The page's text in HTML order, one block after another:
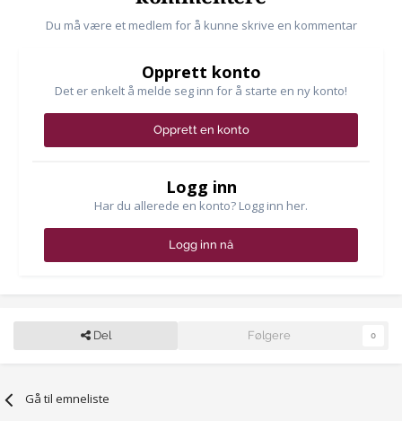
Du må være et medlem for å kunne skrive en kommentar
Opprett konto
Det er enkelt å melde seg inn for å starte en ny konto!
Opprett en konto
Logg inn
Har du allerede en konto? Logg inn her.
Logg inn nå
Del Følgere 0
Gå til emneliste